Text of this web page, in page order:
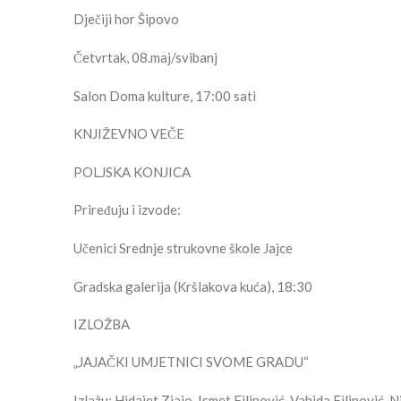
Dječiji hor Šipovo
Četvrtak, 08.maj/svibanj
Salon Doma kulture, 17:00 sati
KNJIŽEVNO VEČE
POLJSKA KONJICA
Priređuju i izvode:
Učenici Srednje strukovne škole Jajce
Gradska galerija (Kršlakova kuća), 18:30
IZLOŽBA
„JAJAČKI UMJETNICI SVOME GRADU“